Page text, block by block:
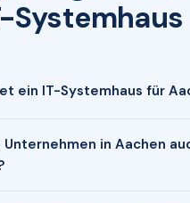
Systemhaus
ein IT-Systemhaus für
in Aachen